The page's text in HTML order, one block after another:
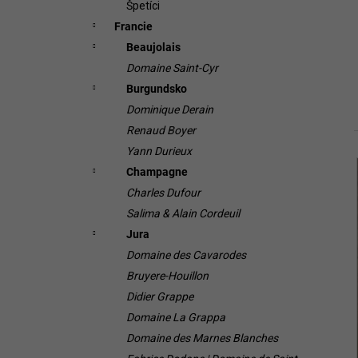
Špetíci
Francie
Beaujolais
Domaine Saint-Cyr
Burgundsko
Dominique Derain
Renaud Boyer
Yann Durieux
Champagne
Charles Dufour
Salima & Alain Cordeuil
Jura
Domaine des Cavarodes
Bruyere-Houillon
Didier Grappe
Domaine La Grappa
Domaine des Marnes Blanches